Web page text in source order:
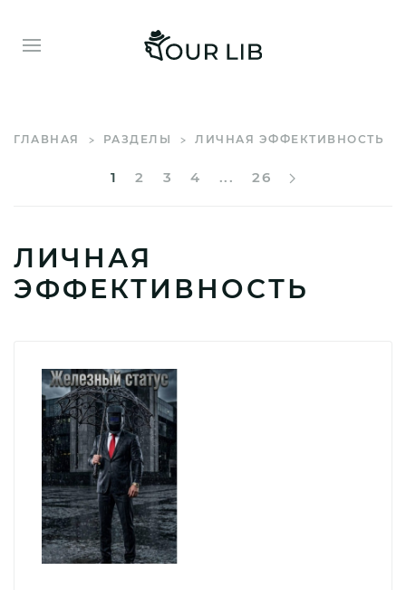
ГЛАВНАЯ РАЗДЕЛЫ ЛИЧНАЯ ЭФФЕКТИВНОСТЬ
1 2 3 4 ... 26
ЛИЧНАЯ
ЭФФЕКТИВНОСТЬ